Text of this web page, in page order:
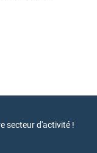
secteur d'activité !